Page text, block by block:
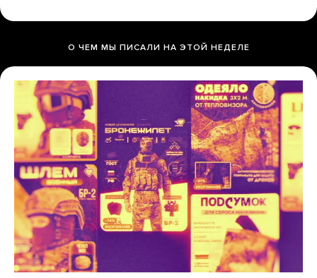
О ЧЕМ МЫ ПИСАЛИ НА ЭТОЙ НЕДЕЛЕ